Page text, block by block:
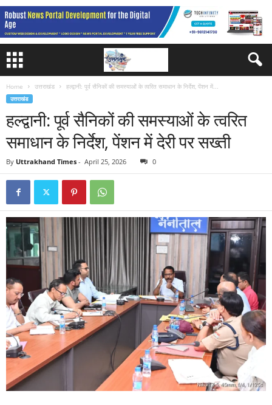
Home उत्तराखंड हल्द्वानी: पूर्व सैनिकों की समस्याओं के त्वरित समाधान के निर्देश, पेंशन में...
उत्तराखंड
हल्द्वानी: पूर्व सैनिकों की समस्याओं के त्वरित
समाधान के निर्देश, पेंशन में देरी पर सख्ती
By Uttrakhand Times - April 25, 2026 0